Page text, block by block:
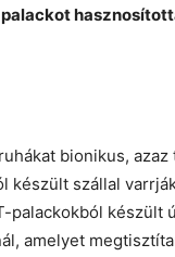
bionikus,
készült szállal
palackokból készült
amelyet